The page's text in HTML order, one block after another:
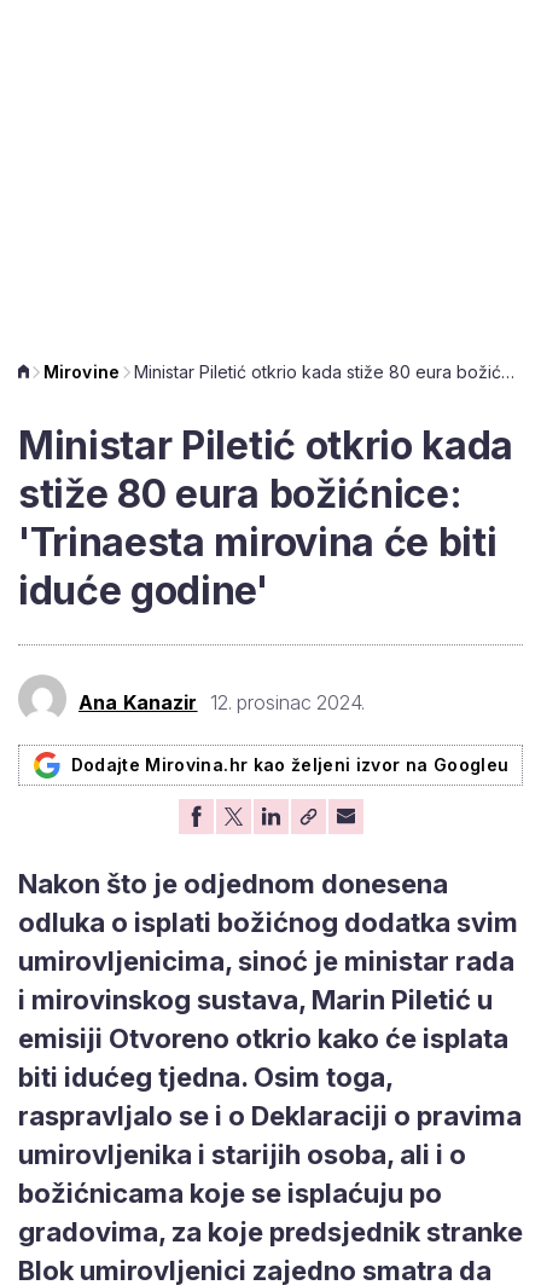
Mirovine Ministar Piletić otkrio kada stiže 80 eura božićnice: 'Trinaesta mirovina će biti iduće godine'
Ministar Piletić otkrio kada
stiže 80 eura božićnice:
'Trinaesta mirovina će biti
iduće godine'
Ana Kanazir 12. prosinac 2024.
Dodajte Mirovina.hr kao željeni izvor na Googleu
Nakon što je odjednom donesena
odluka o isplati božićnog dodatka svim
umirovljenicima, sinoć je ministar rada
i mirovinskog sustava, Marin Piletić u
emisiji Otvoreno otkrio kako će isplata
biti idućeg tjedna. Osim toga,
raspravljalo se i o Deklaraciji o pravima
umirovljenika i starijih osoba, ali i o
božićnicama koje se isplaćuju po
gradovima, za koje predsjednik stranke
Blok umirovljenici zajedno smatra da